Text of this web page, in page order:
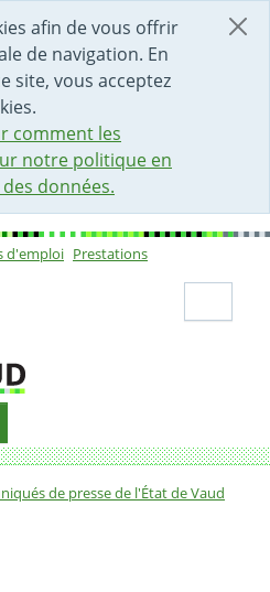
afin de vous offrir
de navigation. En
site, vous acceptez
comment les
notre politique en
données.
LA PAGE
d'emploi Prestations
de presse de l'État de Vaud
domestique, deux projets